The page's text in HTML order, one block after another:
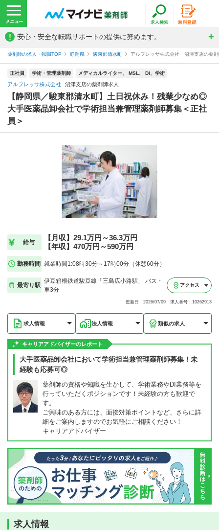
! 安心・安全な転職サポートの提供に努めます。
薬剤師の求人・転職TOP 静岡県 駿東郡清水町 アルフレッサ株式会社 沼津支店の薬
正社員 学術・管理薬剤師 メディカルライター、 MSL、 DI、学術
アルフレッサ株式会社 沼津支店の薬剤師求人
【静岡県／駿東郡清水町】土日祝休み！残業少なめ◎
大手医薬品卸会社で学術担当兼管理薬剤師募集＜正社
員＞
給与
【月収】29.1万円～36.3万円
【年収】470万円～590万円
勤務時間 就業時間1:08時30分～17時00分（休憩60分）
最寄り駅
伊豆箱根鉄道駿豆線「三島広小路駅」 バス・
車3分
アクセス
更新日：2026/07/09 求人番号：10262913
求人情報 法人情報 類似の求人
キャリアアドバイザーのレポート
大手医薬品卸会社において学術担当兼管理薬剤師募集！未
経験も応募可◎
薬剤師の資格や知識を生かして、学術業務やDI業務等を
行っていただくポジションです！未経験の方も歓迎で
す。
ご興味のある方には、面接対策ポイントなど、さらに詳
細をご案内しますのでお気軽にご相談ください！
キャリアアドバイザー
求人情報